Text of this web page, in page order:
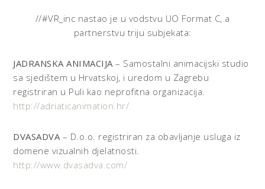
//#VR_inc nastao je u vodstvu UO Format C, a
partnerstvu triju subjekata:
JADRANSKA ANIMACIJA– Samostalni animacijski studio
sa sjedištem u Hrvatskoj, i uredom u Zagrebu
registriran u Puli kao neprofitna organizacija.
http://adriaticanimation.hr/
DVASADVA– D.o.o. registriran za obavljanje usluga iz
domene vizualnih djelatnosti.
http://www.dvasadva.com/